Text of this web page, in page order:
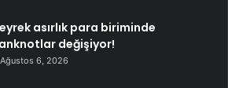
asırlık para biriminde
değişiyor!
Ağustos 6, 2026